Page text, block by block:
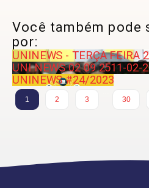
Você também pode
por:
UNINEWS - TERÇA FEIRA
UNI NEWS 02 09 2511-02-
UNINEWS #24/2023
1 2 3
30